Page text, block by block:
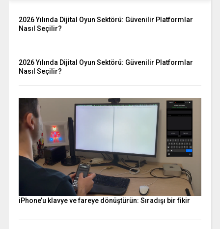
2026 Yılında Dijital Oyun Sektörü: Güvenilir Platformlar
Nasıl Seçilir?
2026 Yılında Dijital Oyun Sektörü: Güvenilir Platformlar
Nasıl Seçilir?
iPhone’u klavye ve fareye dönüştürün: Sıradışı bir fikir